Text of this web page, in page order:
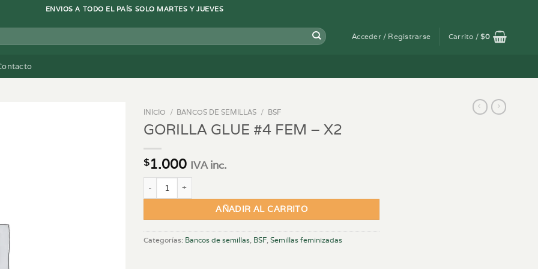
ENVIOS A TODO EL PAÍS SOLO MARTES Y JUEVES
Acceder / Registrarse Carrito /$0
INICIO / BANCOS DE SEMILLAS / BSF
GORILLA GLUE #4 FEM – X2
$1.000 IVA inc.
AÑADIR AL CARRITO
Categorías: Bancos de semillas BSF Semillas feminizadas